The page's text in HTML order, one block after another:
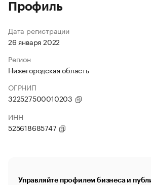
Профиль
Дата регистрации
26 января 2022
Регион
Нижегородская область
ОГРНИП
322527500010203
ИНН
525618685747
Управляйте профилем бизнеса и